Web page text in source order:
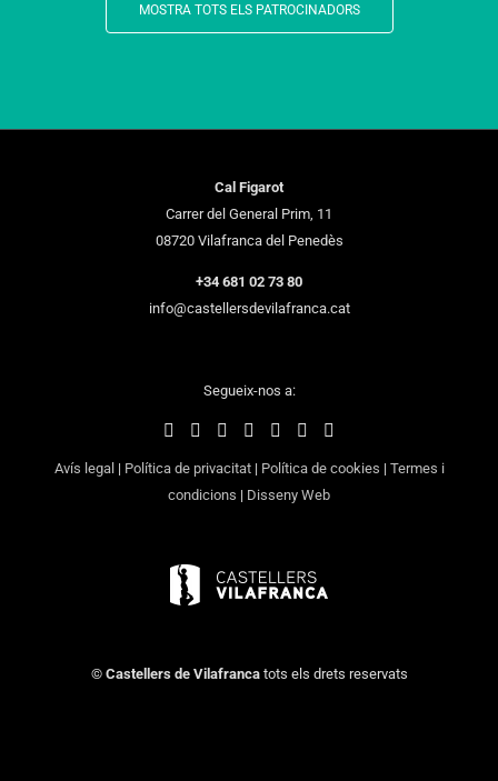
MOSTRA TOTS ELS PATROCINADORS
Cal Figarot
Carrer del General Prim, 11
08720 Vilafranca del Penedès
+34 681 02 73 80
info@castellersdevilafranca.cat
Segueix-nos a:
Avís legal | Política de privacitat| Política de cookies | Termes i
condicions | Disseny Web
© Castellers de Vilafrancatots els drets reservats